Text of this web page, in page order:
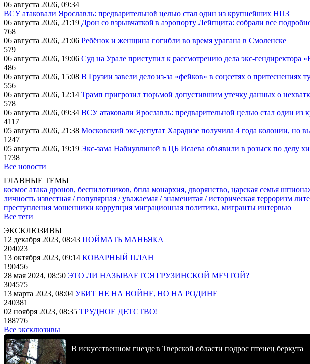
06 августа 2026, 09:34
ВСУ атаковали Ярославль: предварительной целью стал один из крупнейших НПЗ
06 августа 2026, 21:19 Дрон со взрывчаткой в аэропорту Лейпцига: собрали все
768
06 августа 2026, 21:06 Ребёнок и женщина погибли во время урагана в Смоленске
579
06 августа 2026, 19:06 Суд на Урале приступил к рассмотрению дела экс-
486
06 августа 2026, 15:08 В Грузии завели дело из-за «фейков» в соцсетях о притеснениях
556
06 августа 2026, 12:14 Трамп пригрозил тюрьмой допустившим утечку данных о
578
06 августа 2026, 09:34 ВСУ атаковали Ярославль: предварительной целью стал один
4117
05 августа 2026, 21:38 Московский экс-депутат Харадизе получила 4 года колонии, но
1247
05 августа 2026, 19:19 Экс-зама Набиуллиной в ЦБ Исаева объявили в розыск по делу
1738
Все новости
ГЛАВНЫЕ ТЕМЫ
космос атака дронов, беспилотников, бпла монархия, дворянство, царская семья
личность известная / популярная / уважаемая / знаменитая / историческая терроризм
преступления мошенники коррупция миграционная политика, мигранты интервью
Все теги
ЭКСКЛЮЗИВЫ
12 декабря 2023, 08:43 ПОЙМАТЬ МАНЬЯКА
204023
13 октября 2023, 09:14 КОВАРНЫЙ ПЛАН
190456
28 мая 2024, 08:50 ЭТО ЛИ НАЗЫВАЕТСЯ ГРУЗИНСКОЙ МЕЧТОЙ?
304575
13 марта 2023, 08:04 УБИТ НЕ НА ВОЙНЕ, НО НА РОДИНЕ
240381
02 ноября 2023, 08:35 ТРУДНОЕ ДЕТСТВО!
188776
Все эксклюзивы
В искусственном гнезде в Тверской области подрос птенец беркута